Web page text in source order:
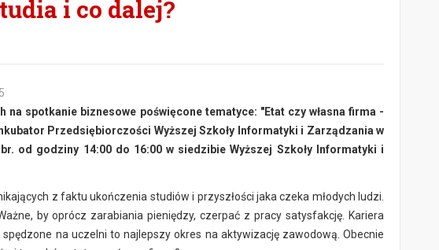
i co dalej?
spotkanie biznesowe poświęcone tematyce: "Etat czy własna firma -
Przedsiębiorczości Wyższej Szkoły Informatyki i Zarządzania w
od godziny 14:00 do 16:00 w siedzibie Wyższej Szkoły Informatyki i
z faktu ukończenia studiów i przyszłości jaka czeka młodych ludzi.
by oprócz zarabiania pieniędzy, czerpać z pracy satysfakcję. Kariera
na uczelni to najlepszy okres na aktywizację zawodową. Obecnie